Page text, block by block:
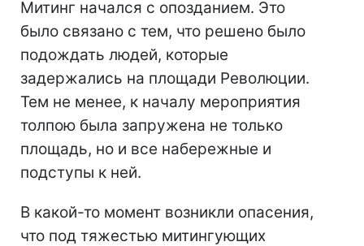
Митинг начался с опозданием. Это
было связано с тем, что решено было
подождать людей, которые
задержались на площади Революции.
Тем не менее, к началу мероприятия
толпою была запружена не только
площадь, но и все набережные и
подступы к ней.
В какой-то момент возникли опасения,
что под тяжестью митингующих